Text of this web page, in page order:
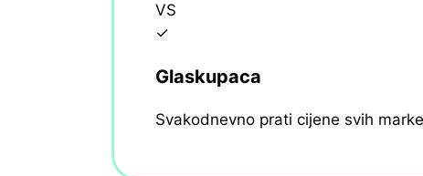
VS
✓
Glaskupaca
Svakodnevno prati cijene svih